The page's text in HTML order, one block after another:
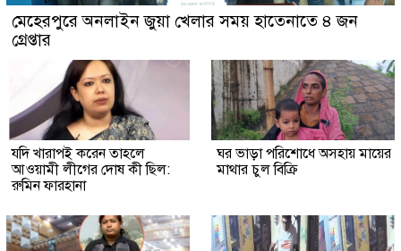
মেহেরপুরে অনলাইন জুয়া খেলার সময় হাতেনাতে ৪ জন
গ্রেপ্তার
যদি খারাপই করেন তাহলে
আওয়ামী লীগের দোষ কী ছিল:
রুমিন ফারহানা
ঘর ভাড়া পরিশোধে অসহায় মায়ের
মাথার চুল বিক্রি